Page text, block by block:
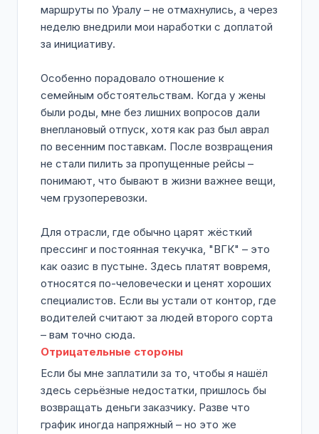
маршруты по Уралу – не отмахнулись, а через
неделю внедрили мои наработки с доплатой
за инициативу.
Особенно порадовало отношение к
семейным обстоятельствам. Когда у жены
были роды, мне без лишних вопросов дали
внеплановый отпуск, хотя как раз был аврал
по весенним поставкам. После возвращения
не стали пилить за пропущенные рейсы –
понимают, что бывают в жизни важнее вещи,
чем грузоперевозки.
Для отрасли, где обычно царят жёсткий
прессинг и постоянная текучка, "ВГК" – это
как оазис в пустыне. Здесь платят вовремя,
относятся по-человечески и ценят хороших
специалистов. Если вы устали от контор, где
водителей считают за людей второго сорта
– вам точно сюда.
Отрицательные стороны
Если бы мне заплатили за то, чтобы я нашёл
здесь серьёзные недостатки, пришлось бы
возвращать деньги заказчику. Разве что
график иногда напряжный – но это же